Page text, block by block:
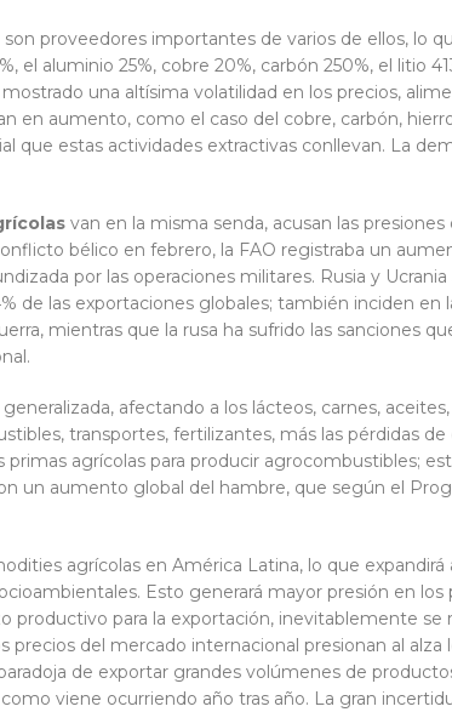
son proveedores importantes de varios de ellos, lo
el aluminio 25%, cobre 20%, carbón 250%, el litio
una altísima volatilidad en los precios,
en aumento, como el caso del cobre, carbón,
que estas actividades extractivas conllevan. La
van en la misma senda, acusan las
bélico en febrero, la FAO registraba un
por las operaciones militares. Rusia y
las exportaciones globales; también inciden en
mientras que la rusa ha sufrido las sanciones
afectando a los lácteos, carnes,
transportes, fertilizantes, más las pérdidas
agrícolas para producir agrocombustibles;
un aumento global del hambre, que según el
agrícolas en América Latina, lo que expandirá
Esto generará mayor presión en los
productivo para la exportación, inevitablemente se
precios del mercado internacional presionan al
de exportar grandes volúmenes de
viene ocurriendo año tras año. La gran